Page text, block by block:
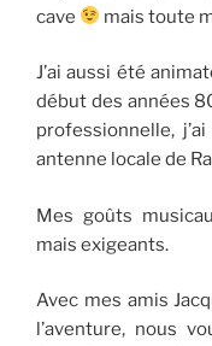
cave
mais toute
J’ai aussi été
début des années
professionnelle,
antenne locale de
Mes goûts
mais exigeants.
Avec mes amis
l’aventure, nous